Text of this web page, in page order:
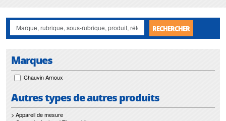
contraintes sont un gage d'efficacité, et garantissent l'absence de perturbation
de vos installations decapteur de courant. RECHERCHER
Marques
Chauvin Arnoux
Autres types de autres produits
> Appareil de mesure